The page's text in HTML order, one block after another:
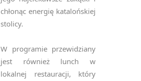
chłonąc energię katalońskiej
stolicy.
W programie przewidziany
jest również lunch w
lokalnej restauracji, który